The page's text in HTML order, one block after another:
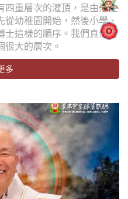
四重層次的灌頂，是由淺往
幼稚園開始，然後小學、
士這樣的順序。我們真佛密
很大的層次。
多